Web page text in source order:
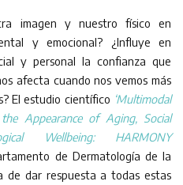
imagen y nuestro físico en
y emocional? ¿Influye en
y personal la confianza que
afecta cuando nos vemos más
El estudio científico ‘Multimodal
Appearance of Aging, Social
Wellbeing: HARMONY
de Dermatología de la
de dar respuesta a todas estas